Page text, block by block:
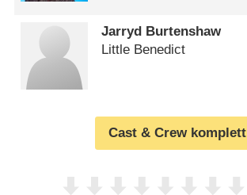
Jarryd Burtenshaw
Little Benedict
Cast & Crew komplett